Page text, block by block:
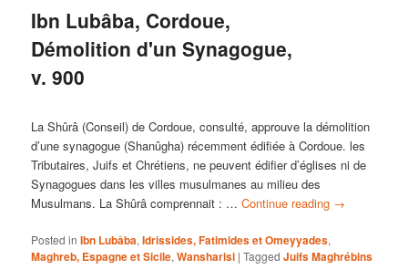
Ibn Lubâba, Cordoue,
Démolition d'un Synagogue,
v. 900
La Shûrâ (Conseil) de Cordoue, consulté, approuve la démolition
d’une synagogue (Shanûgha) récemment édifiée à Cordoue. les
Tributaires, Juifs et Chrétiens, ne peuvent édifier d’églises ni de
Synagogues dans les villes musulmanes au milieu des
Musulmans. La Shûrâ comprennait : …Continue reading →
Posted in Ibn Lubâba,Idrissides, Fatimides et Omeyyades,
Maghreb, Espagne et Sicile,Wansharisi |Tagged Juifs Maghrébins